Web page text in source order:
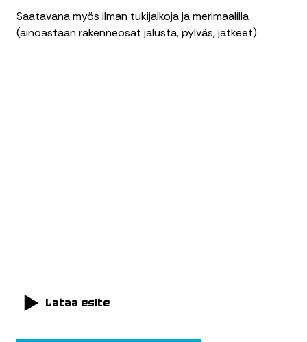
Saatavana myös ilman tukijalkoja ja merimaalilla
(ainoastaan rakenneosat jalusta, pylväs, jatkeet)
Lataa esite